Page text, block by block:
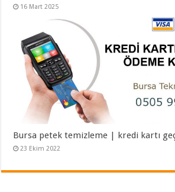
16 Mart 2025
Bursa petek temizleme | kredi kartı
23 Ekim 2022